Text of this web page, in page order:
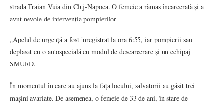
strada Traian Vuia din Cluj-Napoca. O femeie a rămas încarcerată și a
avut nevoie de intervenția pompierilor.
„Apelul de urgență a fost înregistrat la ora 6:55, iar pompierii sau
deplasat cu o autospecială cu modul de descarcerare și un echipaj
SMURD.
În momentul în care au ajuns la fața locului, salvatorii au găsit trei
mașini avariate. De asemenea, o femeie de 33 de ani, în stare de